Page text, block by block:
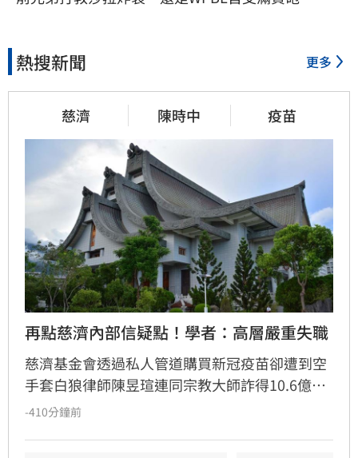
熱搜新聞 更多
慈濟 陳時中 疫苗
再點慈濟內部信疑點！學者：高層嚴重失職
慈濟基金會透過私人管道購買新冠疫苗卻遭到空
手套白狼律師陳昱瑄連同宗教大師詐得10.6億
元，案情曝光後引發社會熱議，紛紛質疑慈濟被
-410分鐘前